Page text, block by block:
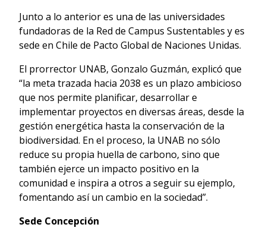
Junto a lo anterior es una de las universidades
fundadoras de la Red de Campus Sustentables y es
sede en Chile de Pacto Global de Naciones Unidas.
El prorrector UNAB, Gonzalo Guzmán, explicó que
“la meta trazada hacia 2038 es un plazo ambicioso
que nos permite planificar, desarrollar e
implementar proyectos en diversas áreas, desde la
gestión energética hasta la conservación de la
biodiversidad. En el proceso, la UNAB no sólo
reduce su propia huella de carbono, sino que
también ejerce un impacto positivo en la
comunidad e inspira a otros a seguir su ejemplo,
fomentando así un cambio en la sociedad”.
Sede Concepción